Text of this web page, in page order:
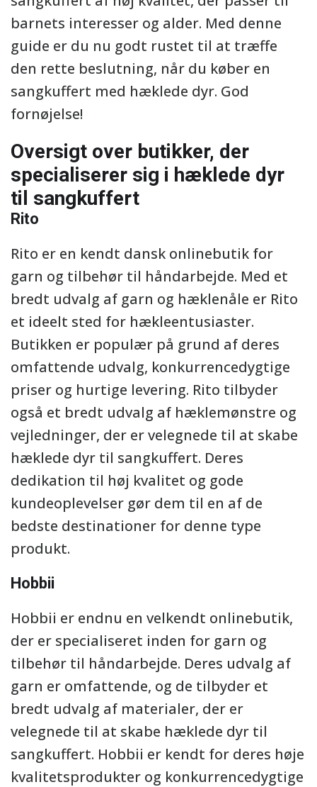
barnets interesser og alder. Med denne
guide er du nu godt rustet til at træffe
den rette beslutning, når du køber en
sangkuffert med hæklede dyr. God
fornøjelse!
Oversigt over butikker, der
specialiserer sig i hæklede dyr
til sangkuffert
Rito
Rito er en kendt dansk onlinebutik for
garn og tilbehør til håndarbejde. Med et
bredt udvalg af garn og hæklenåle er Rito
et ideelt sted for hækleentusiaster.
Butikken er populær på grund af deres
omfattende udvalg, konkurrencedygtige
priser og hurtige levering. Rito tilbyder
også et bredt udvalg af hæklemønstre og
vejledninger, der er velegnede til at skabe
hæklede dyr til sangkuffert. Deres
dedikation til høj kvalitet og gode
kundeoplevelser gør dem til en af de
bedste destinationer for denne type
produkt.
Hobbii
Hobbii er endnu en velkendt onlinebutik,
der er specialiseret inden for garn og
tilbehør til håndarbejde. Deres udvalg af
garn er omfattende, og de tilbyder et
bredt udvalg af materialer, der er
velegnede til at skabe hæklede dyr til
sangkuffert. Hobbii er kendt for deres høje
kvalitetsprodukter og konkurrencedygtige